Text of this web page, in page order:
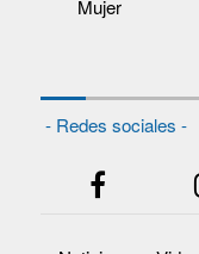
Mujer
- Redes sociales -